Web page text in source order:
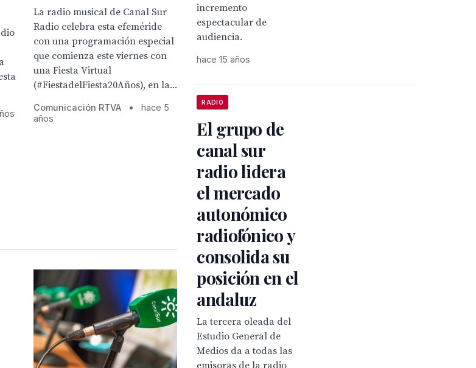
La radio musical de Canal Sur
Radio celebra esta efeméride
con una programación especial
que comienza este viernes con
una Fiesta Virtual
(#FiestadelFiesta20Años), en la...
Comunicación RTVA •
hace 5
años
incremento
espectacular de
audiencia.
hace 15 años
RADIO
El grupo de
canal sur
radio lidera
el mercado
autonómico
radiofónico y
consolida su
posición en el
andaluz
La tercera oleada del
Estudio General de
Medios da a todas las
emisoras de la radio